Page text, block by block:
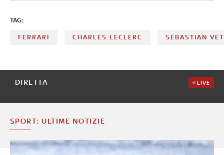
TAG:
FERRARI CHARLES LECLERC SEBASTIAN
DIRETTA LIVE
SPORT: ULTIME NOTIZIE